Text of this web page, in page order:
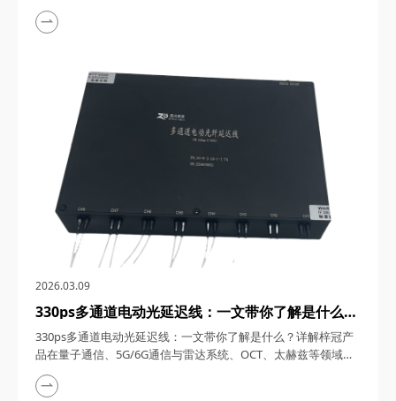
1550nm单频窄线宽纳秒激光器，在激光技术的浩瀚星空中，犹
如一颗璀璨的明星，以其独特的光学特性和广泛的应用领域，吸
越的性能和稳定的表现，成为了市场上的热门之...
2026.03.09
330ps多通道电动光延迟线：一文带你了解是什么？
详解梓冠产品在量子通信、5G/6G通信与雷达系
统、OCT、太赫兹等领域的实际应用
330ps多通道电动光延迟线：一文带你了解是什么？详解梓冠产
品在量子通信、5G/6G通信与雷达系统、OCT、太赫兹等领域的
实际应用 330ps多通道电动光延迟线，在光通信与光电子技术的
飞速发展中，凭借其高精度、多通道、可调可控等特性，在量子